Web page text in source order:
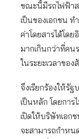
ขณะนี้มีรถไฟฟ้าส
เป็นของเอกชน
ค่าโดยสารได้โด
มากเกินกว่าที่คน
ในระยะเวลาขอ
จึงเรียกร้องให้รั
เป็นหลัก โดยกา
เปิดให้บริษัทเอก
จะสามารถกำหน